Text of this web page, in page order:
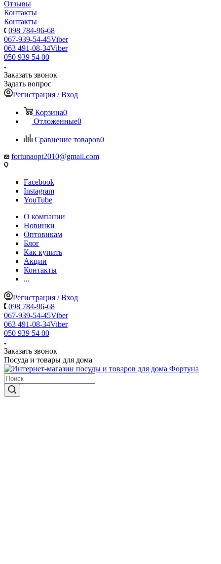
Отзывы
Контакты
Контакты
098 784-96-68
067-939-54-45Viber
063 491-08-34Viber
050 939 54 00
Заказать звонок
Задать вопрос
Регистрация / Вход
Корзина0
Отложенные0
Сравнение товаров0
fortunaopt2010@gmail.com
Facebook
Instagram
YouTube
О компании
Новинки
Оптовикам
Блог
Как купить
Акции
Контакты
...
Регистрация / Вход
098 784-96-68
067-939-54-45Viber
063 491-08-34Viber
050 939 54 00
Заказать звонок
Посуда и товары для дома